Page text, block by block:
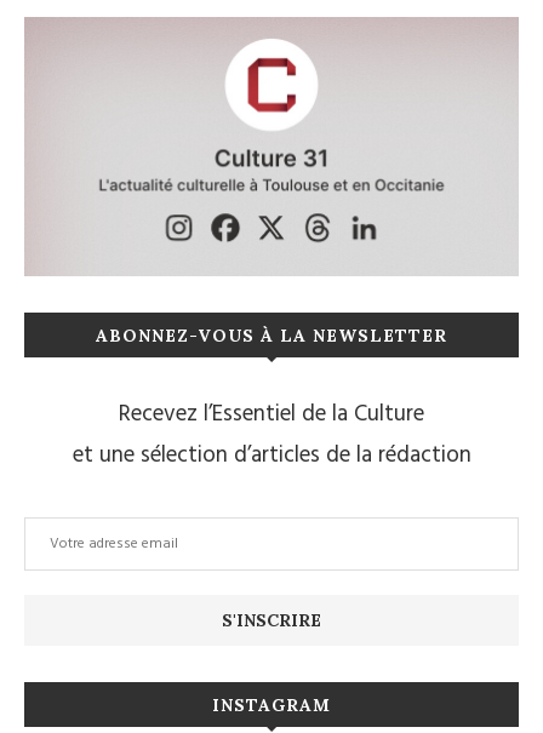
ABONNEZ-VOUS À LA NEWSLETTER
Recevez l’Essentiel de la Culture
et une sélection d’articles de la rédaction
INSTAGRAM